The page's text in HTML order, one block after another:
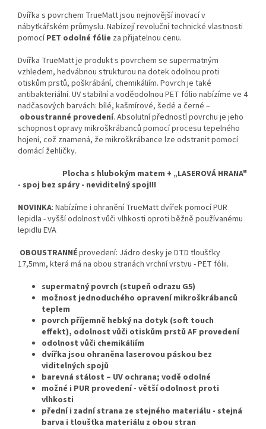
Dvířka s povrchem TrueMatt jsou nejnovější inovací v
nábytkářském průmyslu. Nabízejí revoluční technické vlastnosti
pomocí PET odolné fólie za přijatelnou cenu.
Dvířka TrueMatt je produkt s povrchem se supermatným
vzhledem, hedvábnou strukturou na dotek odolnou proti
otiskům prstů, poškrábání, chemikáliím. Povrch je také
antibakteriální. UV stabilní a voděodolnou PET fólio nabízíme ve 4
nadčasových barvách: bílé, kašmírové, šedé a černé –
oboustranné provedení. Absolutní předností povrchu je jeho
schopnost opravy mikroškrábanců pomocí procesu tepelného
hojení, což znamená, že mikroškrábance lze odstranit pomocí
domácí žehličky.
Plocha s hlubokým matem + „LASEROVÁ HRANA"
- spoj bez spáry - neviditelný spoj!!!
NOVINKA: Nabízíme i ohranění TrueMatt dvířek pomocí PUR
lepidla - vyšší odolnost vůči vlhkosti oproti běžně používanému
lepidlu EVA
OBOUSTRANNÉprovedení: Jádro desky je DTD tloušťky
17,5mm, která má na obou stranách vrchní vrstvu - PET fólii.
supermatný povrch (stupeň odrazu G5)
možnost jednoduchého opravení mikroškrábanců
teplem
povrch příjemně hebký na dotyk (soft touch
effekt), odolnost vůči otiskům prstů AF provedení
odolnost vůči chemikáliím
dvířka jsou ohraněna laserovou páskou bez
viditelných spojů
barevná stálost – UV ochrana; vodě odolné
možné i PUR provedení - větší odolnost proti
vlhkosti
přední i zadní strana ze stejného materiálu - stejná
barva i tloušťka materiálu z obou stran